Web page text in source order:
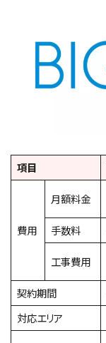
項目
費用
月額料金
手数料
工事費用
契約期間
対応エリア